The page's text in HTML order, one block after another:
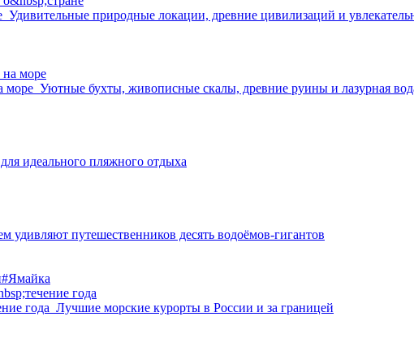
Удивительные природные локации, древние цивилизаций и
море Уютные бухты, живописные скалы, древние руины и лазурная
идеального пляжного отдыха
удивляют путешественников десять водоёмов‑гигантов
#Ямайка
года Лучшие морские курорты в России и за границей